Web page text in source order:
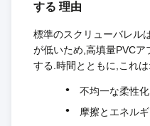
する 理由
標準のスクリューバレル
が低いため,高填量PVC
する.時間とともに,これは:
不均一な柔性
摩擦とエネル